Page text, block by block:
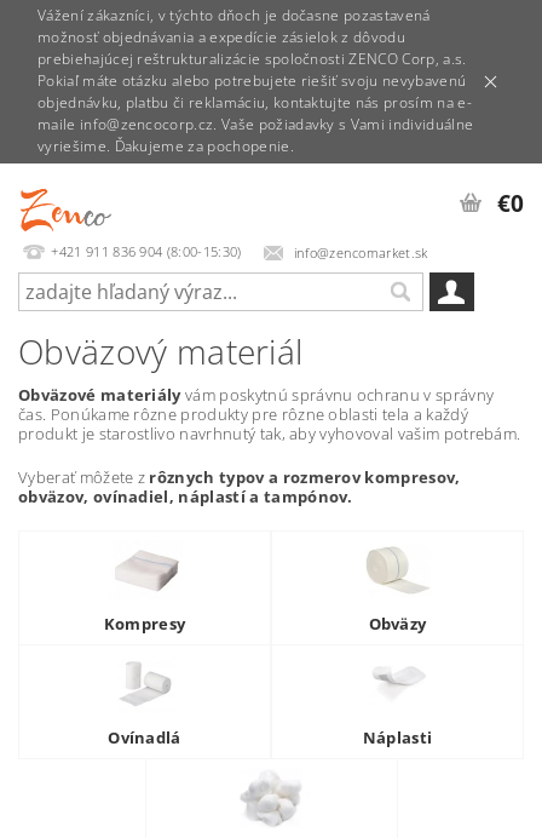
Vážení zákazníci, v týchto dňoch je dočasne pozastavená
možnosť objednávania a expedície zásielok z dôvodu
prebiehajúcej reštrukturalizácie spoločnosti ZENCO Corp, a.s.
Pokiaľ máte otázku alebo potrebujete riešiť svoju nevybavenú
objednávku, platbu či reklamáciu, kontaktujte nás prosím na e-
maile info@zencocorp.cz. Vaše požiadavky s Vami individuálne
vyriešime. Ďakujeme za pochopenie.
+421 911 836 904 (8:00-15:30) info@zencomarket.sk
€0
Obväzový materiál
Kompresy Obväzy
Ovínadlá Náplasti
Obväzové materiályvám poskytnú správnu ochranu v správny
čas. Ponúkame rôzne produkty pre rôzne oblasti tela a každý
produkt je starostlivo navrhnutý tak, aby vyhovoval vašim potrebám.
Vyberať môžete z rôznych typov a rozmerov kompresov,
obväzov, ovínadiel, náplastí a tampónov.